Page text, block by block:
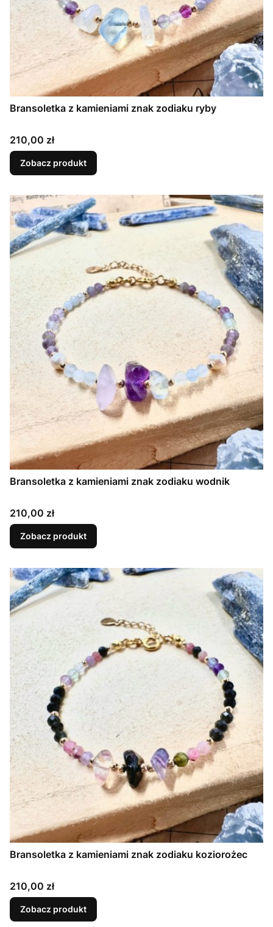
Bransoletka z kamieniami znak zodiaku ryby
Cena
210,00 zł
Zobacz produkt
Bransoletka z kamieniami znak zodiaku wodnik
Cena
210,00 zł
Zobacz produkt
Bransoletka z kamieniami znak zodiaku koziorożec
Cena
210,00 zł
Zobacz produkt